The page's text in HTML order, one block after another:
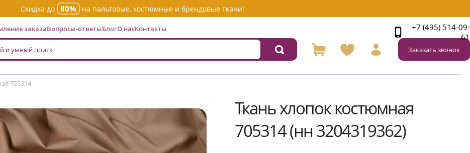
Скидка до 80% на пальтовые, костюмные и брендовые ткани!
заказаВопросы-ответыБлогО насКонтакты
+7 (495) 514-09-
61
Заказать звонок
705314
Ткань хлопок костюмная
705314 (нн 3204319362)